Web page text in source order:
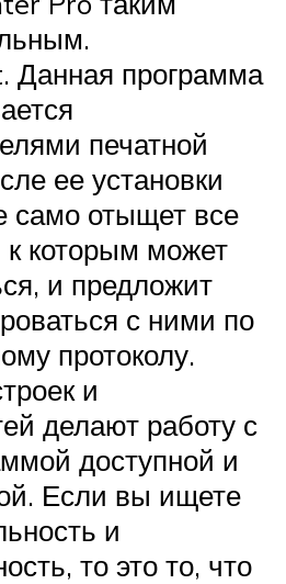
Данная программа
печатной
ее установки
само отыщет все
к которым может
и предложит
с ними по
протоколу.
и
делают работу с
доступной и
Если вы ищете
и
то это то, что